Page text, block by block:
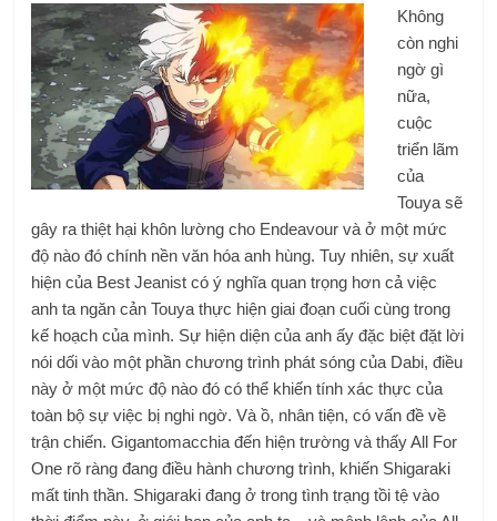
Không
còn nghi
ngờ gì
nữa,
cuộc
triển lãm
của
Touya sẽ
gây ra thiệt hại khôn lường cho Endeavour và ở một mức
độ nào đó chính nền văn hóa anh hùng. Tuy nhiên, sự xuất
hiện của Best Jeanist có ý nghĩa quan trọng hơn cả việc
anh ta ngăn cản Touya thực hiện giai đoạn cuối cùng trong
kế hoạch của mình. Sự hiện diện của anh ấy đặc biệt đặt lời
nói dối vào một phần chương trình phát sóng của Dabi, điều
này ở một mức độ nào đó có thể khiến tính xác thực của
toàn bộ sự việc bị nghi ngờ. Và ồ, nhân tiện, có vấn đề về
trận chiến. Gigantomacchia đến hiện trường và thấy All For
One rõ ràng đang điều hành chương trình, khiến Shigaraki
mất tinh thần. Shigaraki đang ở trong tình trạng tồi tệ vào